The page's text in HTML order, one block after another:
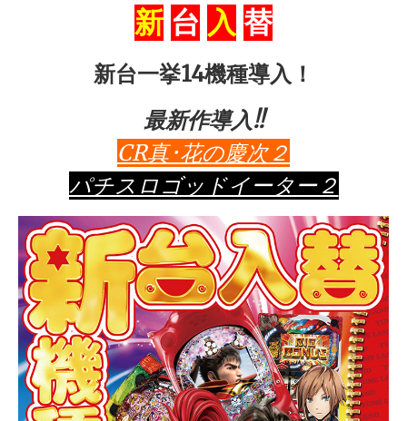
新 台 入 替
新台一挙14機種導入！
最新作導入!!
CR真･花の慶次２
パチスロゴッドイーター２